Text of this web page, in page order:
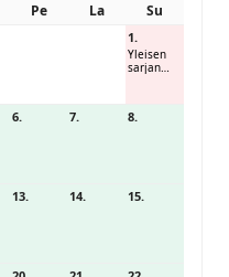
Pe La Su
1.
Yleisen
sarjan
6. 7. 8.
13. 14. 15.